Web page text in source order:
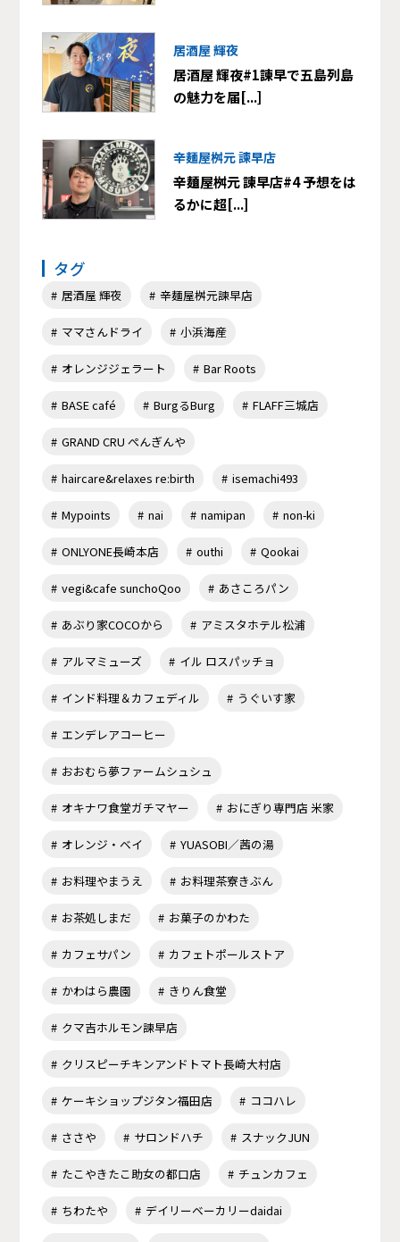
居酒屋 輝夜
居酒屋 輝夜#1諫早で五島列島
の魅力を届[...]
辛麺屋桝元 諫早店
辛麺屋桝元 諫早店#4 予想をは
るかに超[...]
タグ
居酒屋 輝夜 辛麺屋桝元諫早店
ママさんドライ 小浜海産
オレンジジェラート Bar Roots
BASE café BurgるBurg FLAFF三城店
GRAND CRU ぺんぎんや
haircare&relaxes re:birth isemachi493
Mypoints nai namipan non-ki
ONLYONE長崎本店 outhi Qookai
vegi&cafe sunchoQoo あさころパン
あぶり家COCOから アミスタホテル松浦
アルマミューズ イル ロスパッチョ
インド料理＆カフェディル うぐいす家
エンデレアコーヒー
おおむら夢ファームシュシュ
オキナワ食堂ガチマヤー おにぎり専門店 米家
オレンジ・ベイ YUASOBI／茜の湯
お料理やまうえ お料理茶寮きぶん
お茶処しまだ お菓子のかわた
カフェサパン カフェトポールストア
かわはら農園 きりん食堂
クマ吉ホルモン諫早店
クリスピーチキンアンドトマト長崎大村店
ケーキショップジタン福田店 ココハレ
ささや サロンドハチ スナックJUN
たこやきたこ助女の都口店 チュンカフェ
ちわたや デイリーベーカリーdaidai